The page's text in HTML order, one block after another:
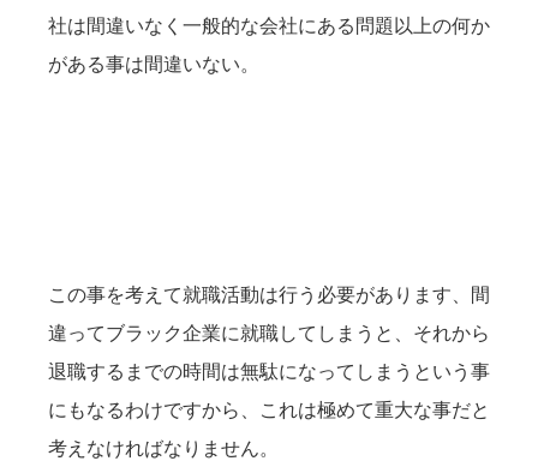
社は間違いなく一般的な会社にある問題以上の何か
がある事は間違いない。
この事を考えて就職活動は行う必要があります、間
違ってブラック企業に就職してしまうと、それから
退職するまでの時間は無駄になってしまうという事
にもなるわけですから、これは極めて重大な事だと
考えなければなりません。